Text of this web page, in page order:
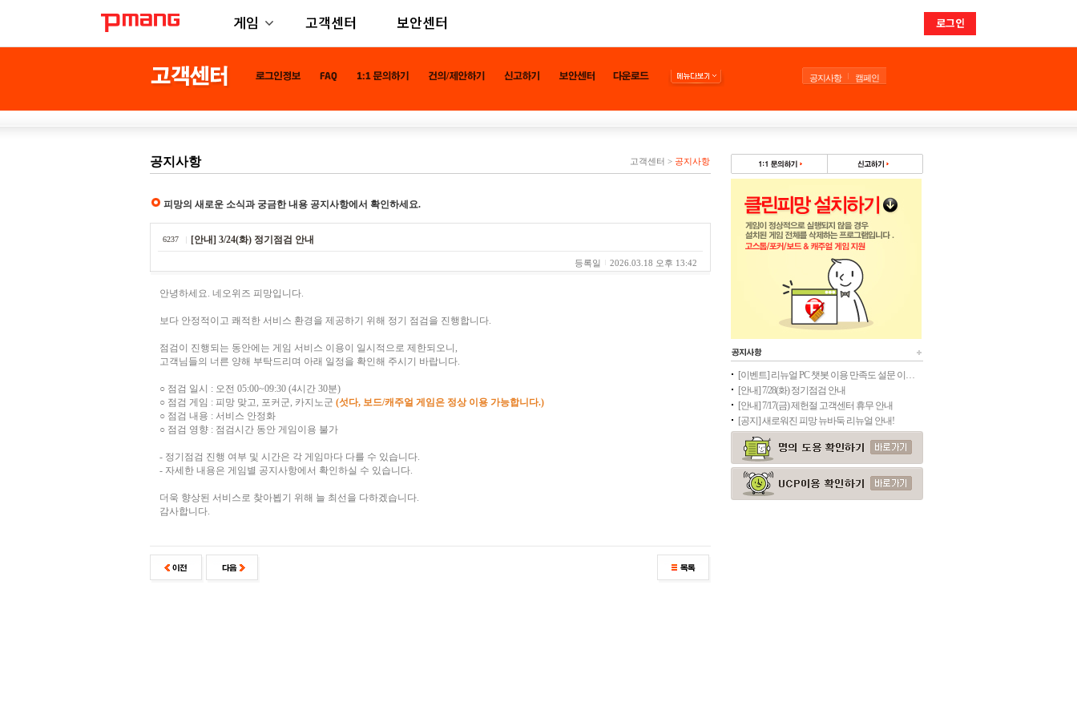
게임 고객센터 보안센터 로그인
공지사항 캠페인
공지사항 고객센터 > 공지사항
피망의 새로운 소식과 궁금한 내용 공지사항에서 확인하세요.
6237 [안내] 3/24(화) 정기점검 안내
등록일 2026.03.18 오후 13:42
안녕하세요. 네오위즈 피망입니다.
보다 안정적이고 쾌적한 서비스 환경을 제공하기 위해 정기 점검을 진행합니다.
점검이 진행되는 동안에는 게임 서비스 이용이 일시적으로 제한되오니,
고객님들의 너른 양해 부탁드리며 아래 일정을 확인해 주시기 바랍니다.
○ 점검 일시 : 오전 05:00~09:30 (4시간 30분)
○ 점검 게임 : 피망 맞고, 포커군, 카지노군 (섯다, 보드/캐주얼 게임은 정상 이용 가능합니다.)
○ 점검 내용 : 서비스 안정화
○ 점검 영향 : 점검시간 동안 게임이용 불가
- 정기점검 진행 여부 및 시간은 각 게임마다 다를 수 있습니다.
- 자세한 내용은 게임별 공지사항에서 확인하실 수 있습니다.
더욱 향상된 서비스로 찾아뵙기 위해 늘 최선을 다하겠습니다.
감사합니다.
[이벤트] 리뉴얼 PC 챗봇 이용 만족도 설문 이벤트(종료)
[안내] 7/28(화) 정기점검 안내
[안내] 7/17(금) 제헌절 고객센터 휴무 안내
[공지] 새로워진 피망 뉴바둑 리뉴얼 안내!